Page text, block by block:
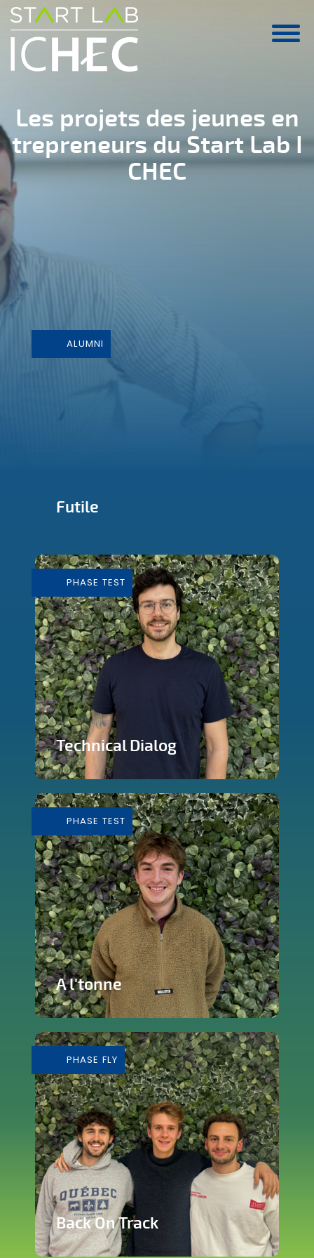
Aller au contenu principal
Les projets des jeunes en
trepreneurs du Start Lab I
CHEC
ALUMNI
Futile
durable
En savoir plus
PHASE TEST
Technical Dialog
artistique
En savoir plus
PHASE TEST
A l'tonne
cœur de Silly
En savoir plus
PHASE FLY
Back On Track